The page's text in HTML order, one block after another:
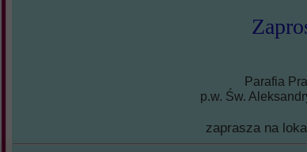
Parafia
p.w. Św.
zaprasza na